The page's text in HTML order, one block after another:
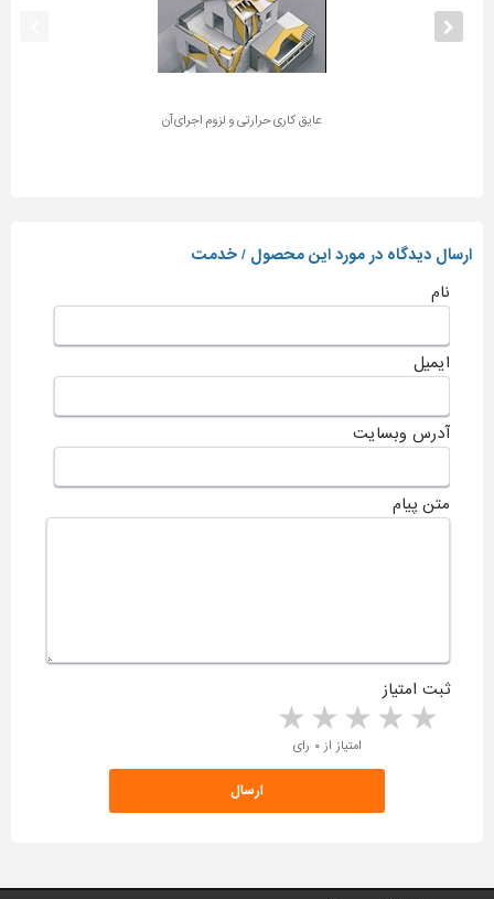
عایق کاری حرارتی و لزوم اجرای آن
ارسال دیدگاه در مورد این محصول / خدمت
نام
ایمیل
آدرس وبسایت
متن پیام
ثبت امتیاز
4 stars 3 stars 2 stars 1 star امتیاز از ۰ رای